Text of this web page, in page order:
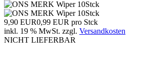
9,90 EUR0,99 EUR pro Stck
inkl. 19 % MwSt. zzgl. Versandkosten
NICHT LIEFERBAR